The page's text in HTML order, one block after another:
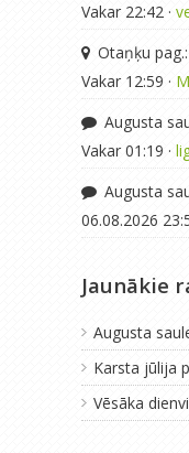
Vakar 22:42 ·
Otaņķu pag.:
Vakar 12:59 ·
Augusta
Vakar 01:19 ·
Augusta
06.08.2026
Jaunākie
Augusta
Karsta jūlija
Vēsāka